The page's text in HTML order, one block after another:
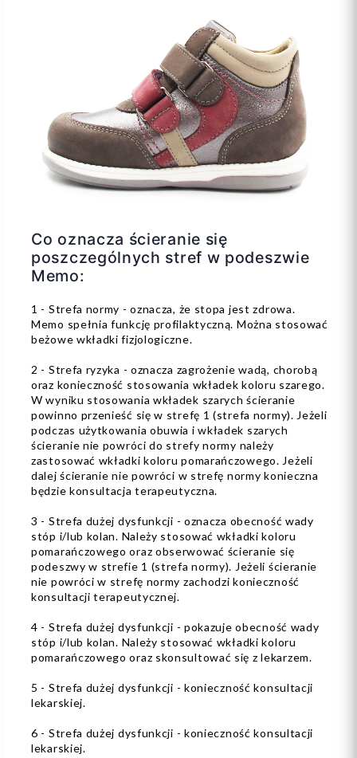
Co oznacza ścieranie się
poszczególnych stref w podeszwie
Memo:
1 - Strefa normy - oznacza, że stopa jest zdrowa.
Memo spełnia funkcję profilaktyczną. Można stosować
beżowe wkładki fizjologiczne.
2 - Strefa ryzyka - oznacza zagrożenie wadą, chorobą
oraz konieczność stosowania wkładek koloru szarego.
W wyniku stosowania wkładek szarych ścieranie
powinno przenieść się w strefę 1 (strefa normy). Jeżeli
podczas użytkowania obuwia i wkładek szarych
ścieranie nie powróci do strefy normy należy
zastosować wkładki koloru pomarańczowego. Jeżeli
dalej ścieranie nie powróci w strefę normy konieczna
będzie konsultacja terapeutyczna.
3 - Strefa dużej dysfunkcji - oznacza obecność wady
stóp i/lub kolan. Należy stosować wkładki koloru
pomarańczowego oraz obserwować ścieranie się
podeszwy w strefie 1 (strefa normy). Jeżeli ścieranie
nie powróci w strefę normy zachodzi konieczność
konsultacji terapeutycznej.
4 - Strefa dużej dysfunkcji - pokazuje obecność wady
stóp i/lub kolan. Należy stosować wkładki koloru
pomarańczowego oraz skonsultować się z lekarzem.
5 - Strefa dużej dysfunkcji - konieczność konsultacji
lekarskiej.
6 - Strefa dużej dysfunkcji - konieczność konsultacji
lekarskiej.